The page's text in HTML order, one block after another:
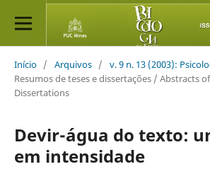
Início / Arquivos / v. 9 n. 13 (2003):
Resumos de teses e dissertações / Abstracts
Dissertations
Devir-água do texto:
em intensidade